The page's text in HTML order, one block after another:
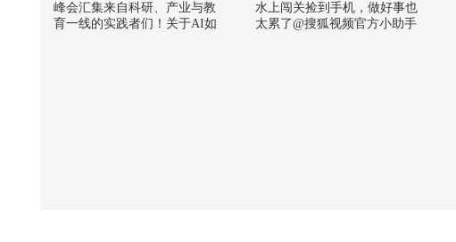
峰会汇集来自科研、产业与教
育一线的实践者们！关于AI如
水上闯关捡到手机，做好事也
太累了@搜狐视频官方小助手